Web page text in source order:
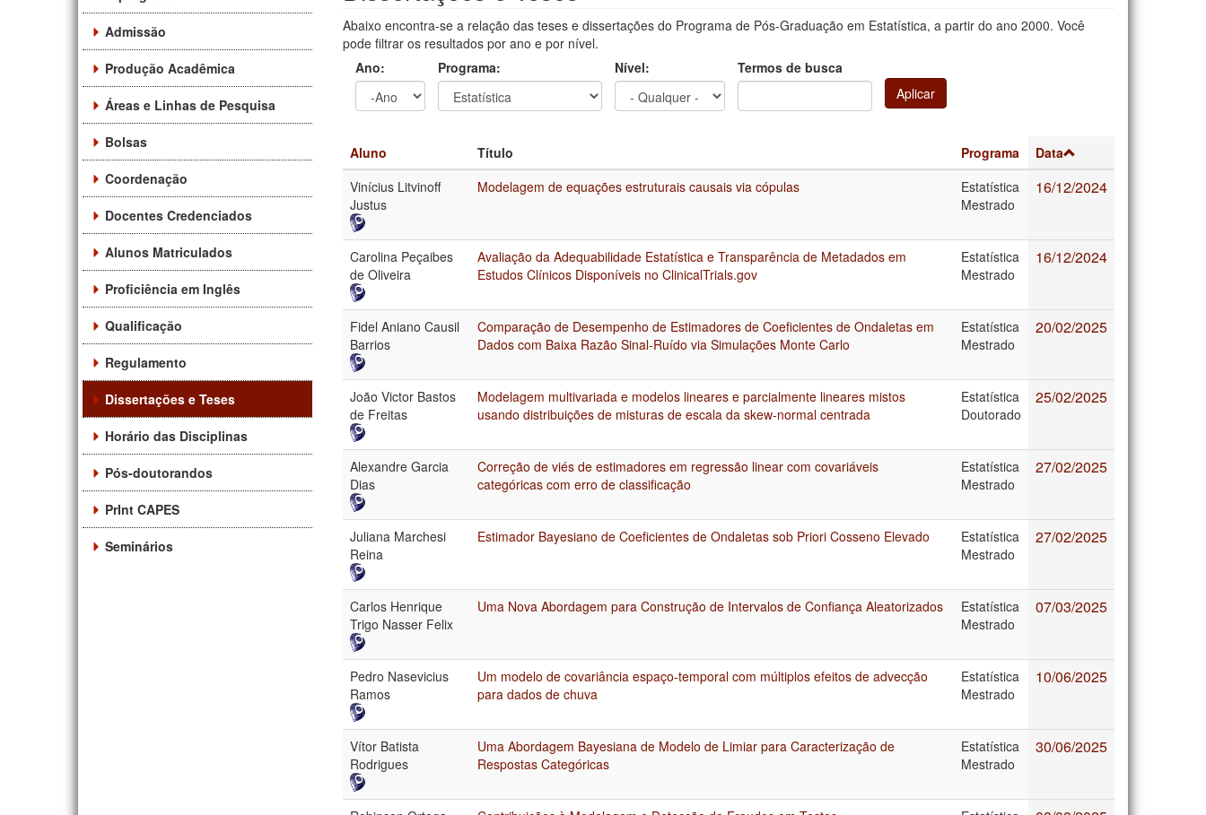
Admissão
Produção Acadêmica
Áreas e Linhas de Pesquisa
Bolsas
Coordenação
Docentes Credenciados
Alunos Matriculados
Proficiência em Inglês
Qualificação
Regulamento
Dissertações e Teses
Horário das Disciplinas
Pós-doutorandos
PrInt CAPES
Seminários
Abaixo encontra-se a relação das teses e dissertações do Programa de Pós-Graduação em Estatística, a partir do ano 2000. Você
pode filtrar os resultados por ano e por nível.
Ano:
Programa: Nível:
Termos de busca
Aplicar
Aluno Título Programa
Data
Vinícius Litvinoff
Justus
Modelagem de equações estruturais causais via cópulas
Estatística
Mestrado
16/12/2024
Carolina Peçaibes
de Oliveira
Avaliação da Adequabilidade Estatística e Transparência de Metadados em
Estudos Clínicos Disponíveis no ClinicalTrials.gov
Estatística
Mestrado
16/12/2024
Fidel Aniano Causil
Barrios
Comparação de Desempenho de Estimadores de Coeficientes de Ondaletas em
Dados com Baixa Razão Sinal-Ruído via Simulações Monte Carlo
Estatística
Mestrado
20/02/2025
João Victor Bastos
de Freitas
Modelagem multivariada e modelos lineares e parcialmente lineares mistos
usando distribuições de misturas de escala da skew-normal centrada
Estatística
Doutorado
25/02/2025
Alexandre Garcia
Dias
Correção de viés de estimadores em regressão linear com covariáveis
categóricas com erro de classificação
Estatística
Mestrado
27/02/2025
Juliana Marchesi
Reina
Estimador Bayesiano de Coeficientes de Ondaletas sob Priori Cosseno Elevado
Estatística
Mestrado
27/02/2025
Carlos Henrique
Trigo Nasser Felix
Uma Nova Abordagem para Construção de Intervalos de Confiança Aleatorizados
Estatística
Mestrado
07/03/2025
Pedro Nasevicius
Ramos
Um modelo de covariância espaço-temporal com múltiplos efeitos de advecção
para dados de chuva
Estatística
Mestrado
10/06/2025
Vítor Batista
Rodrigues
Uma Abordagem Bayesiana de Modelo de Limiar para Caracterização de
Respostas Categóricas
Estatística
Mestrado
30/06/2025